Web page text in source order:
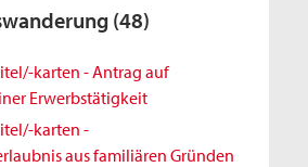
(48)
karten - Antrag auf
Erwerbstätigkeit
karten -
aus familiären Gründen